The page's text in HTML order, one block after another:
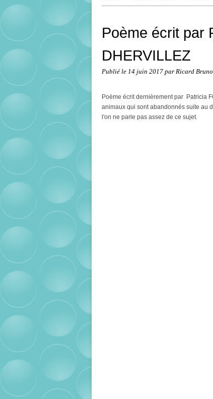
Poème écrit par
DHERVILLEZ
Publié le 14 juin 2017 par Ricard Bruno
Poème écrit dernièrement par Patricia
animaux qui sont abandonnés suite au
l'on ne parle pas assez de ce sujet.